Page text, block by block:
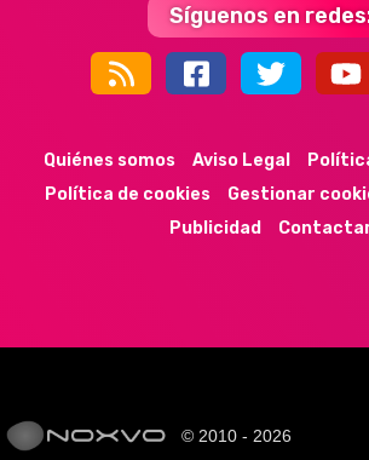
Síguenos en
44k 9k 35k
Quiénes somos Aviso Legal
Política de cookies
Gestionar
Publicidad
© 2010 - 2026